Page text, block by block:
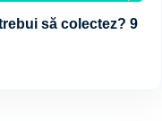
să colectez? 9